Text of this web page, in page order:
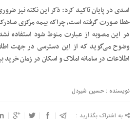
اسدی در پایان تاکید کرد: ذکر این نکته نیز
خطا صورت گرفته است، چراکه بیمه مرکزی
در این مصوبه از عبارت منوط شود استفاده
وضوح می‌گوید که از این دسترسی در جهت
اطلاعات در سامانه املاک و اسکان در زمان خرید
نویسنده : حسین شیردل
به اشتراک بگذارید :